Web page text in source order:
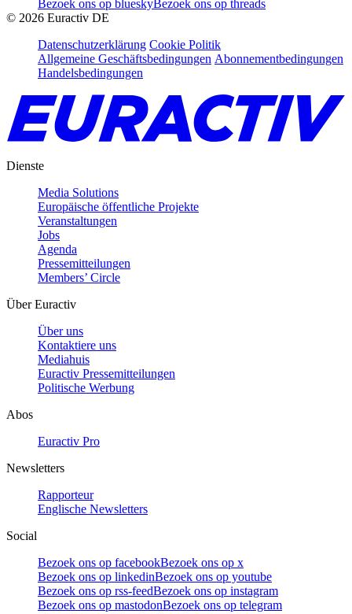
Bezoek ons op blueskyBezoek ons op threads
© 2026 Euractiv DE
Datenschutzerklärung Cookie Politik
Allgemeine Geschäftsbedingungen Abonnementbedingungen
Handelsbedingungen
Dienste
Media Solutions
Europäische öffentliche Projekte
Veranstaltungen
Jobs
Agenda
Pressemitteilungen
Members’ Circle
Über Euractiv
Über uns
Kontaktiere uns
Mediahuis
Euractiv Pressemitteilungen
Politische Werbung
Abos
Euractiv Pro
Newsletters
Rapporteur
Englische Newsletters
Social
Bezoek ons op facebookBezoek ons op x
Bezoek ons op linkedinBezoek ons op youtube
Bezoek ons op rss-feedBezoek ons op instagram
Bezoek ons op mastodonBezoek ons op telegram